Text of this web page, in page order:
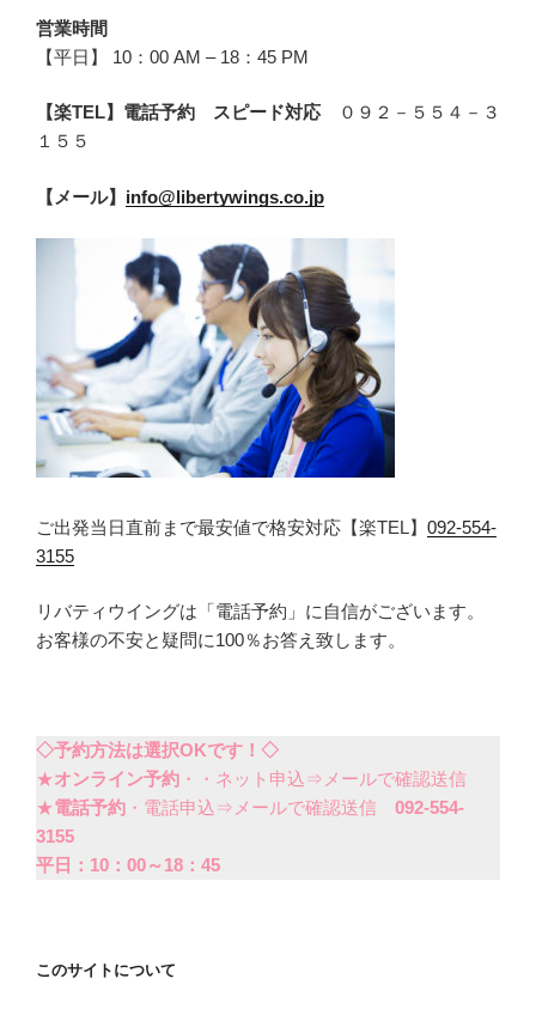
営業時間
【平日】 10：00 AM – 18：45 PM
【楽TEL】電話予約 スピード対応
０９２－５５４－３
１５５
【メール】 info@libertywings.co.jp
ご出発当日直前まで最安値で格安対応【楽TEL】 092-554-
3155
リバティウイングは「電話予約」に自信がございます。
お客様の不安と疑問に100％お答え致します。
◇予約方法は選択OKです！◇
★オンライン予約 ・・ネット申込⇒メールで確認送信
★電話予約 ・電話申込⇒メールで確認送信 092-554-
3155
平日：10：00～18：45
このサイトについて